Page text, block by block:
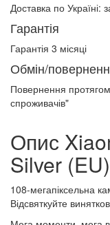
Доставка по Україні:
Гарантія
Гарантія 3 місяці
Обмін/
Повернення протягом
спроживачів"
Опис
Silver (EU)
108-мегапіксельна
Відсвяткуйте